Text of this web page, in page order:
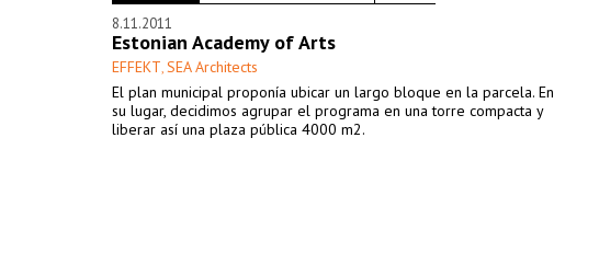
8.11.2011
Estonian Academy of Arts
EFFEKT, SEA Architects
El plan municipal proponía ubicar un largo bloque en la parcela. En
su lugar, decidimos agrupar el programa en una torre compacta y
liberar así una plaza pública 4000 m2.